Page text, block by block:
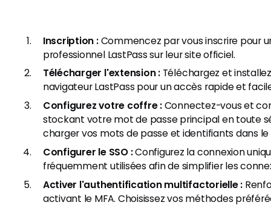
Inscription :Commencez par vous inscrire pour
professionnel LastPass sur leur site officiel.
Télécharger l'extension :Téléchargez et
navigateur LastPass pour un accès rapide et
Configurez votre coffre :Connectez-vous et
stockant votre mot de passe principal en toute
charger vos mots de passe et identifiants dans
Configurer le SSO :Configurez la connexion
fréquemment utilisées afin de simplifier les
Activer l'authentification multifactorielle :
activant le MFA. Choisissez vos méthodes